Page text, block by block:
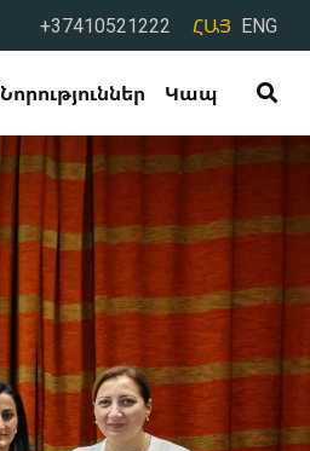
+37410521222 ՀԱՅ ENG
Նորություններ Կապ